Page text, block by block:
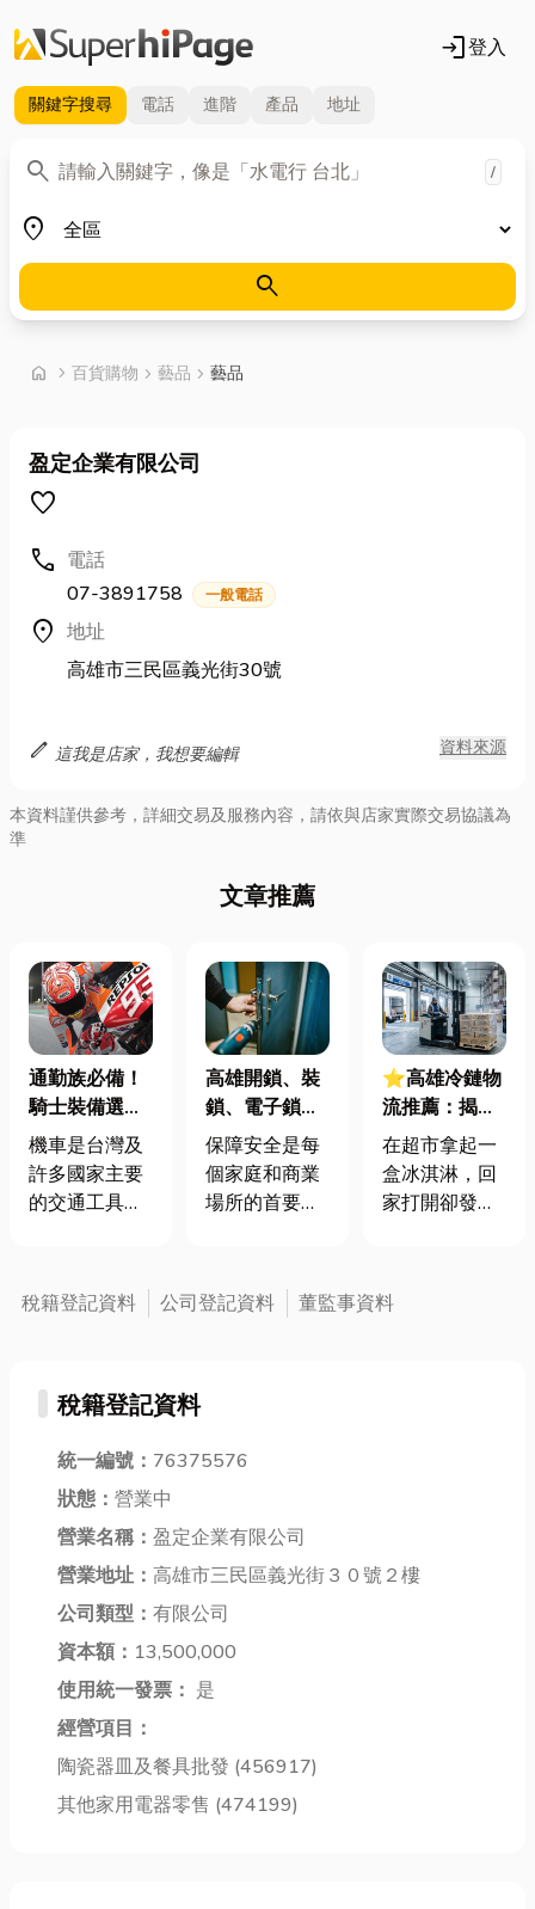
login登入
關鍵字搜尋 電話 進階 產品 地址
search
關鍵字 /
place
地區
search
home chevron_right 首頁
百貨購物 chevron_right 藝品 chevron_right 藝品
盈定企業有限公司
favorite
call 電話
07-3891758
一般電話
location_on 地址
高雄市三民區義光街30號
edit 這我是店家，我想要編輯 資料來源
本資料謹供參考，詳細交易及服務內容，請依與店家實際交易協議為
準
文章推薦
通勤族必備！
騎士裝備選擇
技巧入門攻略
機車是台灣及
許多國家主要
的交通工具之
部防護，相較
於汽車族群，
意識與防護措
騎士生命安全
的關鍵。以下
紹機車騎士裝
備有哪些?還有
該如何做選
的挑選秘訣｜
新手上路...
高雄開鎖、裝
鎖、電子鎖安
裝，一通電話
立即到！
保障安全是每
個家庭和商業
場所的首要任
鎖，還是安裝
最新的電子
電話，專業技
為您解決各種
鎖具問題，確
保您的安全與
子鎖 一、開
鎖...
⭐高雄冷鏈物
流推薦：揭秘
「冷鏈物流」
斷鏈危機，口
感變差的真相
在超市拿起一
盒冰淇淋，回
家打開卻發現
口感變得粗糙
乾硬？這不只
可或缺的一
稅籍登記資料 公司登記資料 董監事資料
稅籍登記資料
統一編號： 76375576
狀態： 營業中
營業名稱： 盈定企業有限公司
營業地址： 高雄市三民區義光街３０號２樓
公司類型： 有限公司
資本額： 13,500,000
使用統一發票： 是
經營項目：
陶瓷器皿及餐具批發 (456917)
其他家用電器零售 (474199)